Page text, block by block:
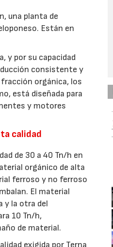
una planta de
Están en
y por su capacidad
consistente y
orgánica, los
está diseñada para
y motores
calidad
de 30 a 40 Tn/h en
orgánico de alta
ferroso y no ferroso
El material
y la otra del
10 Tn/h,
de material.
exigida por Terna